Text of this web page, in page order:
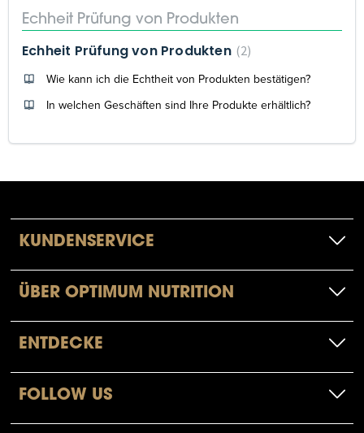
Echheit Prüfung von Produkten
Echheit Prüfung von Produkten
2
Wie kann ich die Echtheit von Produkten bestätigen?
In welchen Geschäften sind Ihre Produkte erhältlich?
KUNDENSERVICE
ÜBER OPTIMUM NUTRITION
ENTDECKE
FOLLOW US